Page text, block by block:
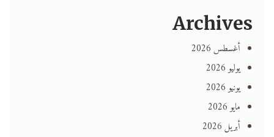
Archives
أغسطس 2026
يوليو 2026
يونيو 2026
مايو 2026
أبريل 2026